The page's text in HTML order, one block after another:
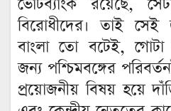
ভোটব্যাংক রয়েছে,
বিরোধীদের। তাই সেই
বাংলা তো বটেই, গোটা
জন্য পশ্চিমবঙ্গের
প্রয়োজনীয় বিষয় হয়ে